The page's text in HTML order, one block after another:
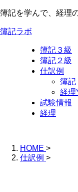
簿記を学んで、経理
簿記ラボ
簿記３級
簿記２級
仕訳例
簿記
経理
試験情報
経理
HOME >
仕訳例 >